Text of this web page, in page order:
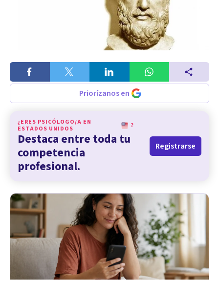
Priorízanos en
¿ERES PSICÓLOGO/A EN
ESTADOS UNIDOS
?
Destaca entre toda tu
competencia
profesional.
Registrarse